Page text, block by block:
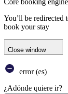
Core booking engine
You’ll be redirected
book your stay
Close window
error (es)
¿Adónde quiere ir?